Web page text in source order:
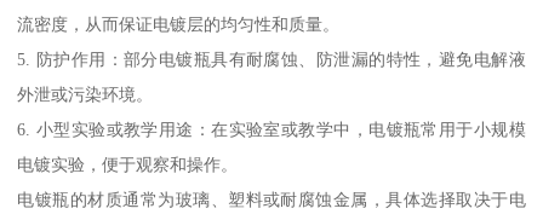
流密度，从而保证电镀层的均匀性和质量。
5. 防护作用：部分电镀瓶具有耐腐蚀、防泄漏的特性，避免电解液
外泄或污染环境。
6. 小型实验或教学用途：在实验室或教学中，电镀瓶常用于小规模
电镀实验，便于观察和操作。
电镀瓶的材质通常为玻璃、塑料或耐腐蚀金属，具体选择取决于电